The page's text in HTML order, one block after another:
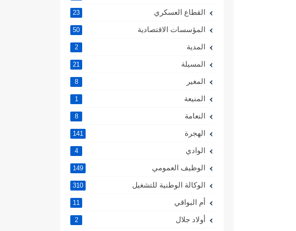
القطاع العسكري 23
المؤسسات الاقتصادية 50
المدية 2
المسيلة 21
المغير 8
المنيعة 1
النعامة 8
الهجرة 141
الوادي 4
الوظيف العمومي 149
الوكالة الوطنية للتشغيل 310
أم البواقي 11
أولاد جلال 2